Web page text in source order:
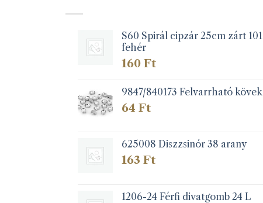
a
termékoldalon
választhatók
S60 Spirál cipzár 25cm zárt 101
fehér
160 Ft
9847/840173 Felvarrható kövek
64 Ft
625008 Diszzsinór 38 arany
163 Ft
1206-24 Férfi divatgomb 24 L